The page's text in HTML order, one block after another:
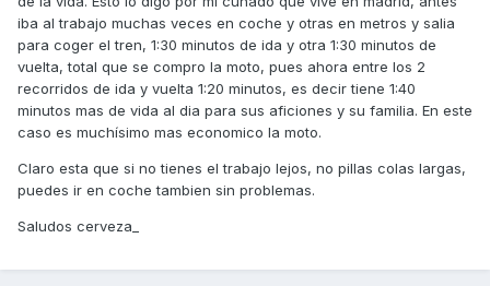
iba al trabajo muchas veces en coche y otras en metros y salia
para coger el tren, 1:30 minutos de ida y otra 1:30 minutos de
vuelta, total que se compro la moto, pues ahora entre los 2
recorridos de ida y vuelta 1:20 minutos, es decir tiene 1:40
minutos mas de vida al dia para sus aficiones y su familia. En este
caso es muchísimo mas economico la moto.
Claro esta que si no tienes el trabajo lejos, no pillas colas largas,
puedes ir en coche tambien sin problemas.
Saludos cerveza_